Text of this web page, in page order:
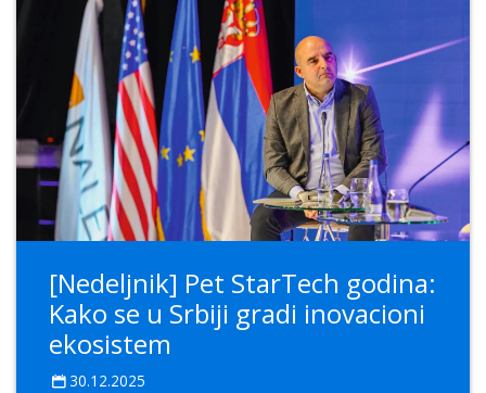
[Nedeljnik] Pet StarTech godina:
Kako se u Srbiji gradi inovacioni
ekosistem
30.12.2025